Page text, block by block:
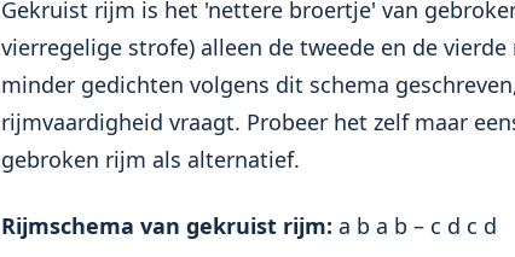
Gekruist rijm is het 'nettere broertje' van
vierregelige strofe) alleen de tweede en de
minder gedichten volgens dit schema
rijmvaardigheid vraagt. Probeer het zelf maar
gebroken rijm als alternatief.
Rijmschema van gekruist rijm: a b a b – c d c d